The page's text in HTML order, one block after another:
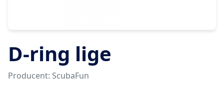
D-ring lige
Producent: ScubaFun